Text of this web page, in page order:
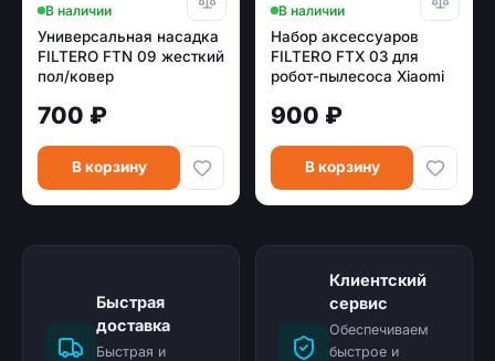
В наличии
Универсальная насадка
FILTERO FTN 09 жесткий
пол/ковер
700 ₽
В корзину
В наличии
Набор аксессуаров
FILTERO FTX 03 для
робот-пылесоса Xiaomi
900 ₽
В корзину
Быстрая
доставка
Быстрая и
Клиентский
сервис
Обеспечиваем
быстрое и